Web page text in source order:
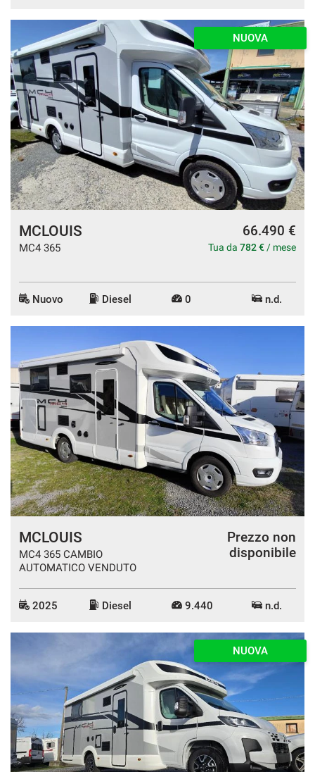
NUOVA
MCLOUIS
MC4 365
66.490 €
Tua da 782 € / mese
Nuovo Diesel 0 n.d.
MCLOUIS
MC4 365 CAMBIO
AUTOMATICO VENDUTO
Prezzo non
disponibile
2025 Diesel 9.440 n.d.
NUOVA